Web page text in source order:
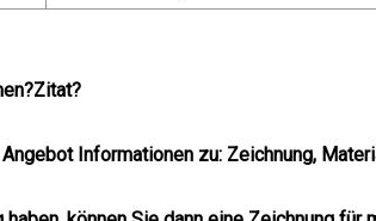
Zitat?
Informationen zu: Zeichnung,